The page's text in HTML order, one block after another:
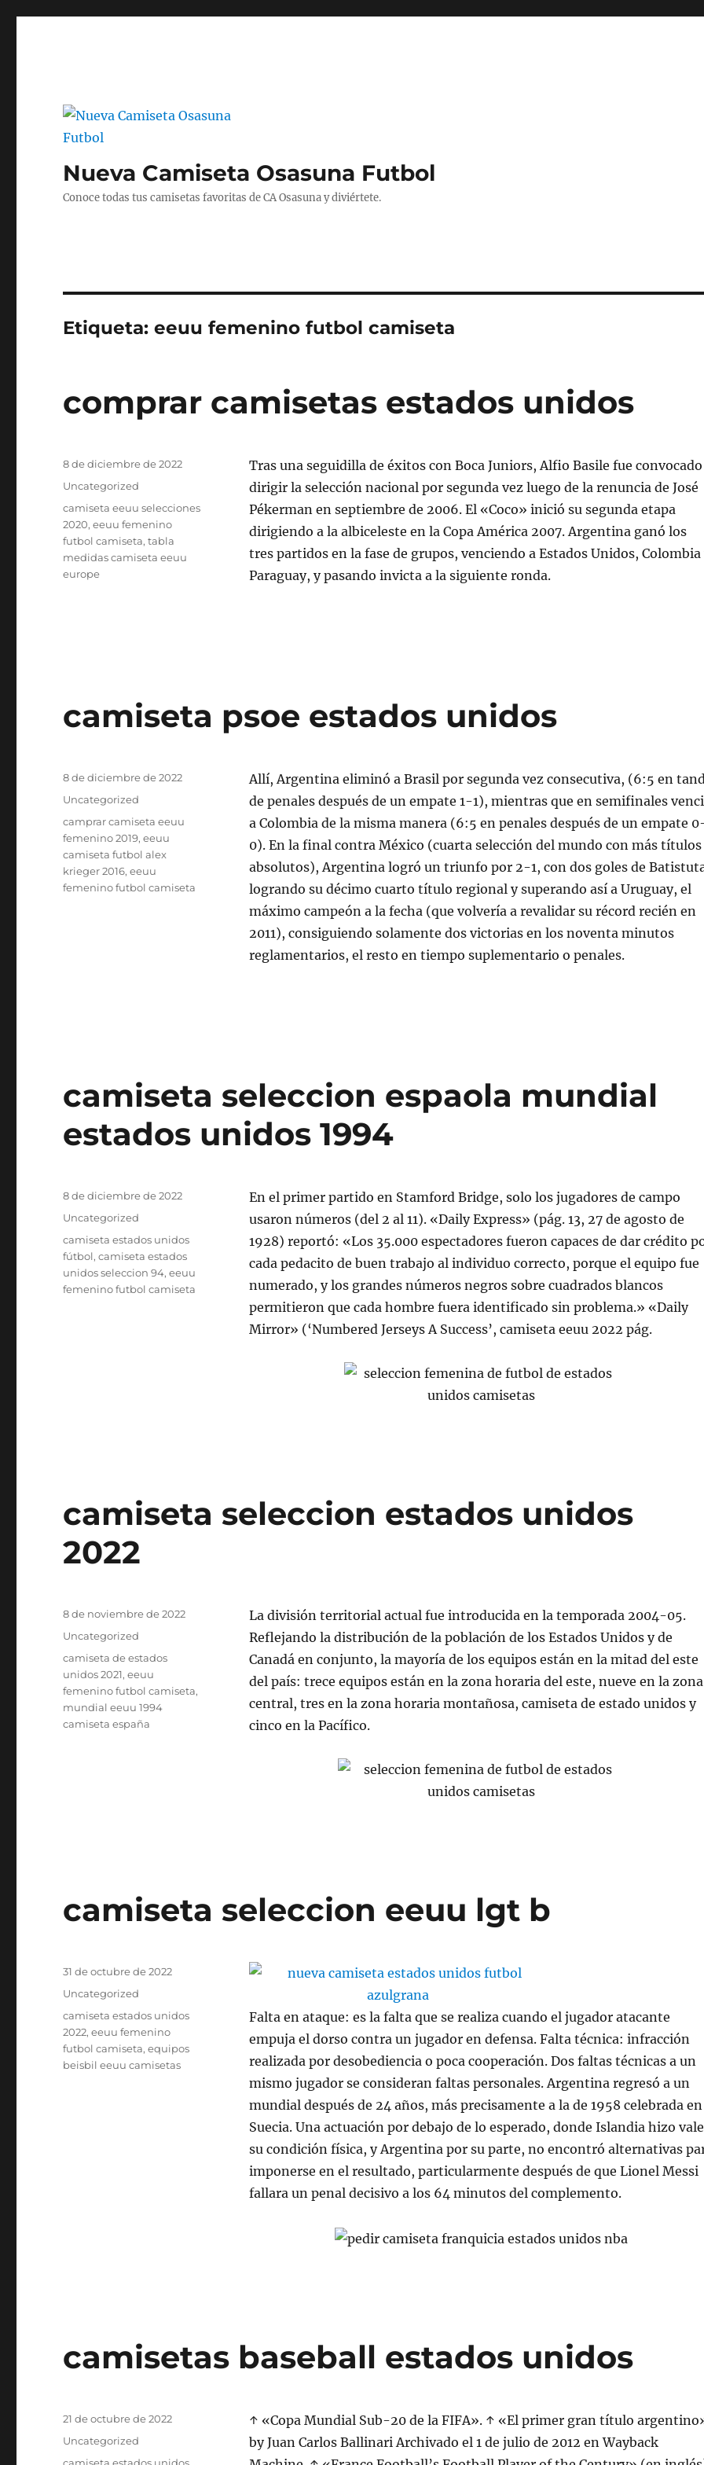
Nueva Camiseta Osasuna Futbol
Conoce todas tus camisetas favoritas de CA Osasuna y diviértete.
Etiqueta:eeuu femenino futbol camiseta
comprar camisetas estados unidos
Tras una seguidilla de éxitos con Boca Juniors, Alfio Basile fue convocado
dirigir la selección nacional por segunda vez luego de la renuncia de José
Pékerman en septiembre de 2006. El «Coco» inició su segunda etapa
dirigiendo a la albiceleste en la Copa América 2007. Argentina ganó los
tres partidos en la fase de grupos, venciendo a Estados Unidos, Colombia
Paraguay, y pasando invicta a la siguiente ronda.
Publicado
8 de diciembre de 2022
Categorías
Uncategorized
Etiquetas
camiseta eeuu selecciones
2020,eeuu femenino
futbol camiseta,tabla
medidas camiseta eeuu
europe
camiseta psoe estados unidos
Allí, Argentina eliminó a Brasil por segunda vez consecutiva, (6:5 en
de penales después de un empate 1-1), mientras que en semifinales
a Colombia de la misma manera (6:5 en penales después de un empate
0). En la final contra México (cuarta selección del mundo con más títulos
absolutos), Argentina logró un triunfo por 2-1, con dos goles de
logrando su décimo cuarto título regional y superando así a Uruguay, el
máximo campeón a la fecha (que volvería a revalidar su récord recién en
2011), consiguiendo solamente dos victorias en los noventa minutos
reglamentarios, el resto en tiempo suplementario o penales.
Publicado
8 de diciembre de 2022
Categorías
Uncategorized
Etiquetas
camprar camiseta eeuu
femenino 2019,eeuu
camiseta futbol alex
krieger 2016,eeuu
femenino futbol camiseta
camiseta seleccion espaola mundial
estados unidos 1994
En el primer partido en Stamford Bridge, solo los jugadores de campo
usaron números (del 2 al 11). «Daily Express» (pág. 13, 27 de agosto de
1928) reportó: «Los 35.000 espectadores fueron capaces de dar crédito
cada pedacito de buen trabajo al individuo correcto, porque el equipo fue
numerado, y los grandes números negros sobre cuadrados blancos
permitieron que cada hombre fuera identificado sin problema.» «Daily
Mirror» (‘Numbered Jerseys A Success’, camiseta eeuu 2022 pág.
Publicado
8 de diciembre de 2022
Categorías
Uncategorized
Etiquetas
camiseta estados unidos
fútbol,camiseta estados
unidos seleccion 94,eeuu
femenino futbol camiseta
camiseta seleccion estados unidos
2022
La división territorial actual fue introducida en la temporada 2004-05.
Reflejando la distribución de la población de los Estados Unidos y de
Canadá en conjunto, la mayoría de los equipos están en la mitad del este
del país: trece equipos están en la zona horaria del este, nueve en la zona
central, tres en la zona horaria montañosa, camiseta de estado unidos y
cinco en la Pacífico.
Publicado
8 de noviembre de 2022
Categorías
Uncategorized
Etiquetas
camiseta de estados
unidos 2021,eeuu
femenino futbol camiseta,
mundial eeuu 1994
camiseta españa
camiseta seleccion eeuu lgt b
Falta en ataque: es la falta que se realiza cuando el jugador atacante
empuja el dorso contra un jugador en defensa. Falta técnica: infracción
realizada por desobediencia o poca cooperación. Dos faltas técnicas a un
mismo jugador se consideran faltas personales. Argentina regresó a un
mundial después de 24 años, más precisamente a la de 1958 celebrada en
Suecia. Una actuación por debajo de lo esperado, donde Islandia hizo
su condición física, y Argentina por su parte, no encontró alternativas
imponerse en el resultado, particularmente después de que Lionel Messi
fallara un penal decisivo a los 64 minutos del complemento.
Publicado
31 de octubre de 2022
Categorías
Uncategorized
Etiquetas
camiseta estados unidos
2022,eeuu femenino
futbol camiseta,equipos
beisbil eeuu camisetas
camisetas baseball estados unidos
↑ «Copa Mundial Sub-20 de la FIFA». ↑ «El primer gran título
by Juan Carlos Ballinari Archivado el 1 de julio de 2012 en Wayback
Publicado
21 de octubre de 2022
Categorías
Uncategorized
Etiquetas
camiseta estados unidos